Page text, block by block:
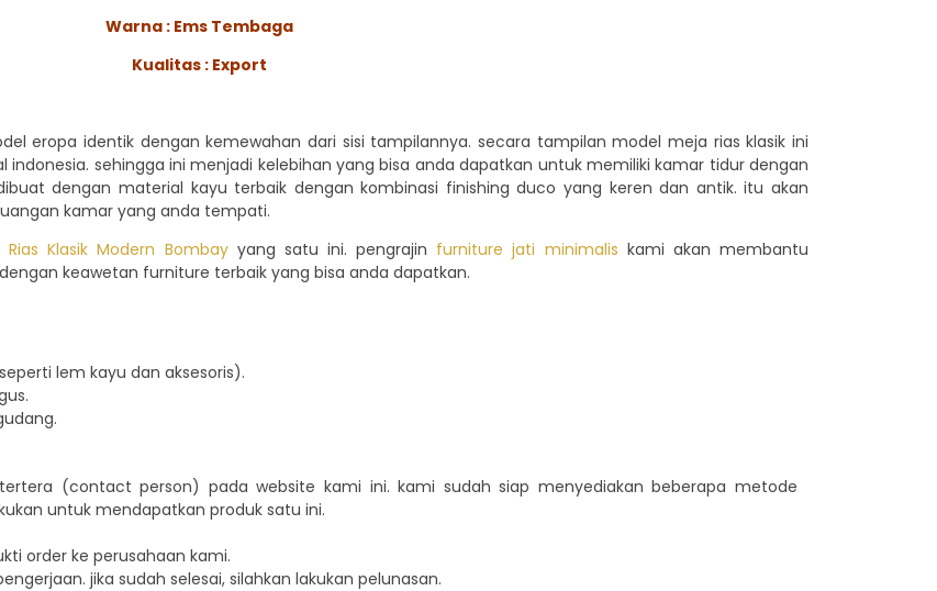
Warna : Ems Tembaga
Kualitas : Export
eropa identik dengan kemewahan dari sisi tampilannya. secara tampilan model meja rias klasik ini
sehingga ini menjadi kelebihan yang bisa anda dapatkan untuk memiliki kamar tidur dengan
dengan material kayu terbaik dengan kombinasi finishing duco yang keren dan antik. itu akan
kamar yang anda tempati.
Rias Klasik Modern Bombayyang satu ini. pengrajin furniture jati minimalis kami akan membantu
keawetan furniture terbaik yang bisa anda dapatkan.
lem kayu dan aksesoris).
(contact person) pada website kami ini. kami sudah siap menyediakan beberapa metode
untuk mendapatkan produk satu ini.
order ke perusahaan kami.
jika sudah selesai, silahkan lakukan pelunasan.